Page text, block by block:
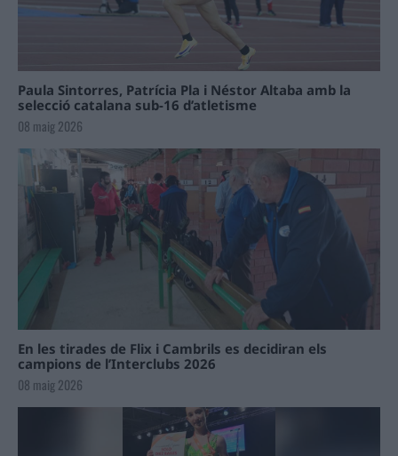
Paula Sintorres, Patrícia Pla i Néstor Altaba amb la
selecció catalana sub-16 d’atletisme
08 maig 2026
En les tirades de Flix i Cambrils es decidiran els
campions de l’Interclubs 2026
08 maig 2026